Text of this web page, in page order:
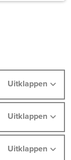
Uitklappen
Uitklappen
Uitklappen